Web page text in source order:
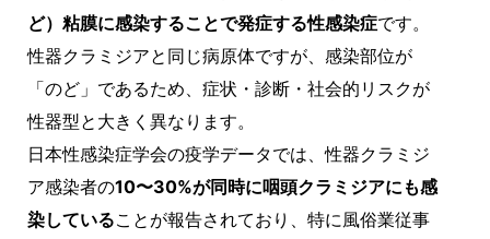
ど）粘膜に感染することで発症する性感染症です。
性器クラミジアと同じ病原体ですが、感染部位が
「のど」であるため、症状・診断・社会的リスクが
性器型と大きく異なります。
日本性感染症学会の疫学データでは、性器クラミジ
ア感染者の10〜30%が同時に咽頭クラミジアにも感
染していることが報告されており、特に風俗業従事